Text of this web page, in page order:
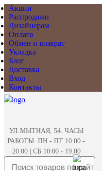
Акции
Распродажи
Дизайнерам
Оплата
Обмен и возврат
Укладка
Блог
Доставка
Вход
Контакты
УЛ.МЫТНАЯ, 54. ЧАСЫ
РАБОТЫ: ПН - ПТ 10:00 -
20.00 | СБ 10:00 - 19.00